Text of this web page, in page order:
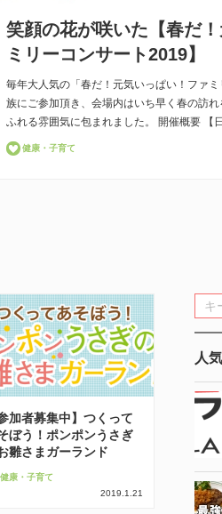
笑顔の花が咲いた【春だ
ミリーコンサート2019】
毎年大人気の「春だ！元気いっぱい！ファ
族にご参加頂き、会場内はいち早く春の訪
ふれる雰囲気に包まれました。 開催概要 【
健康・子育て
参加者募集中】つくって
ぼう！ポンポンうさぎ
雛さまガーランド
健康・子育て
2019.1.21
人